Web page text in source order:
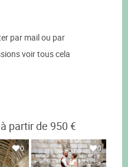
par mail ou par
voir tous cela
partir de 950 €
0 0